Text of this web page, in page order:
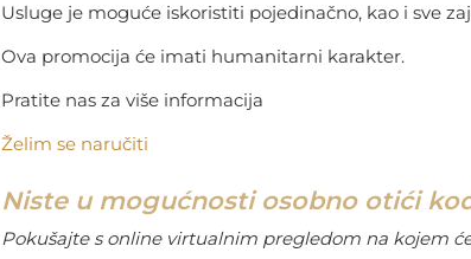
Usluge je moguće iskoristiti pojedinačno, kao i sve
Ova promocija će imati humanitarni karakter.
Pratite nas za više informacija
Želim se naručiti
Niste u mogućnosti osobno otići
Pokušajte s online virtualnim pregledom na kojem